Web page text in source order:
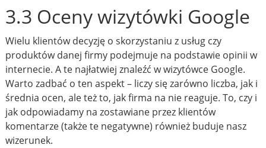
3.3 Oceny wizytówki Google
Wielu klientów decyzję o skorzystaniu z usług czy
produktów danej firmy podejmuje na podstawie opinii w
internecie. A te najłatwiej znaleźć w wizytówce Google.
Warto zadbać o ten aspekt – liczy się zarówno liczba, jak i
średnia ocen, ale też to, jak firma na nie reaguje. To, czy i
jak odpowiadamy na zostawiane przez klientów
komentarze (także te negatywne) również buduje nasz
wizerunek.